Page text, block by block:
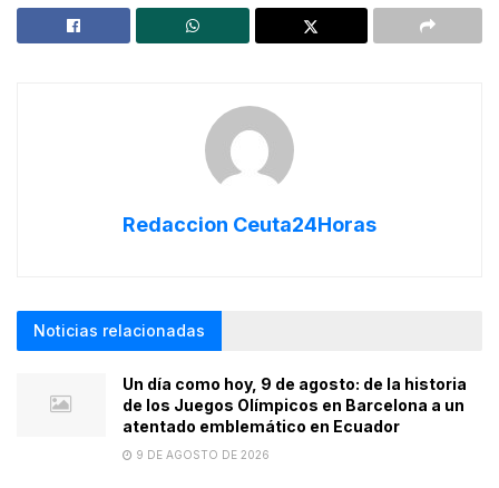
Redaccion Ceuta24Horas
Noticias relacionadas
Un día como hoy, 9 de agosto: de la historia
de los Juegos Olímpicos en Barcelona a un
atentado emblemático en Ecuador
9 DE AGOSTO DE 2026